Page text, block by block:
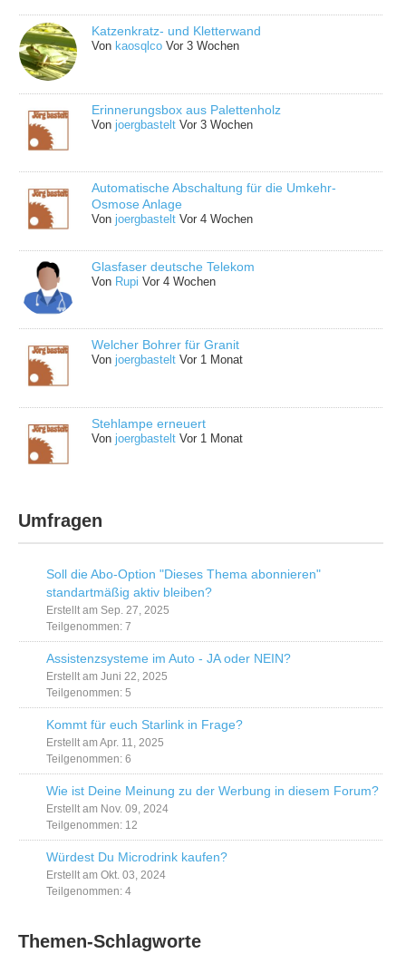
Katzenkratz- und Kletterwand
Von kaosqlco Vor 3 Wochen
Erinnerungsbox aus Palettenholz
Vonjoergbastelt Vor 3 Wochen
Automatische Abschaltung für die Umkehr-
Osmose Anlage
Vonjoergbastelt Vor 4 Wochen
Glasfaser deutsche Telekom
Von Rupi Vor 4 Wochen
Welcher Bohrer für Granit
Vonjoergbastelt Vor 1 Monat
Stehlampe erneuert
Vonjoergbastelt Vor 1 Monat
Umfragen
Soll die Abo-Option "Dieses Thema abonnieren"
standartmäßig aktiv bleiben?
Erstellt am Sep. 27, 2025
Teilgenommen: 7
Assistenzsysteme im Auto - JA oder NEIN?
Erstellt am Juni 22, 2025
Teilgenommen: 5
Kommt für euch Starlink in Frage?
Erstellt am Apr. 11, 2025
Teilgenommen: 6
Wie ist Deine Meinung zu der Werbung in diesem Forum?
Erstellt am Nov. 09, 2024
Teilgenommen: 12
Würdest Du Microdrink kaufen?
Erstellt am Okt. 03, 2024
Teilgenommen: 4
Themen-Schlagworte